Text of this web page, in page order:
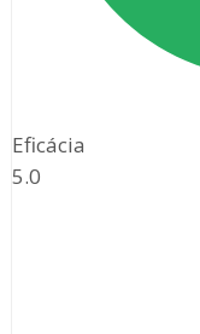
Eficácia
5.0